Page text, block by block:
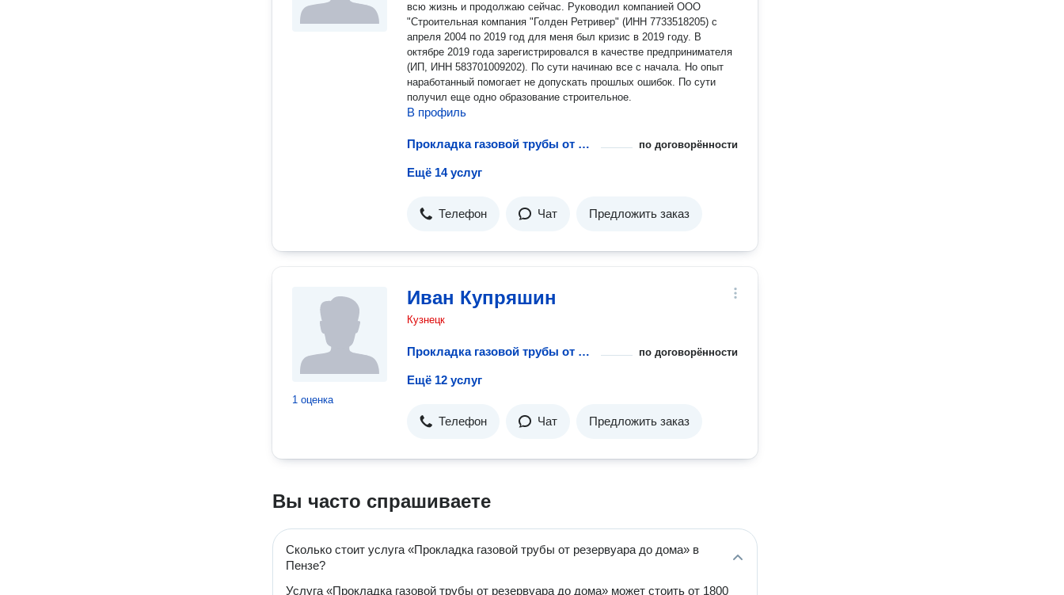
всю жизнь и продолжаю сейчас. Руководил компанией ООО
"Строительная компания "Голден Ретривер" (ИНН 7733518205) с
апреля 2004 по 2019 год для меня был кризис в 2019 году. В
октябре 2019 года зарегистрировался в качестве предпринимателя
(ИП, ИНН 583701009202). По сути начинаю все с начала. Но опыт
наработанный помогает не допускать прошлых ошибок. По сути
получил еще одно образование строительное.
В профиль
Прокладка газовой трубы от резервуара до дома по договорённости
Ещё 14 услуг
Телефон Чат Предложить заказ
1 оценка
Иван Купряшин
Кузнецк
Прокладка газовой трубы от резервуара до дома по договорённости
Ещё 12 услуг
Телефон Чат Предложить заказ
Вы часто спрашиваете
Сколько стоит услуга «Прокладка газовой трубы от резервуара до дома» в
Пензе?
Услуга «Прокладка газовой трубы от резервуара до дома» может стоить от 1800